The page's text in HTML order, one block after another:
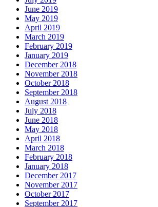
June 2019
May 2019
April 2019
March 2019
February 2019
January 2019
December 2018
November 2018
October 2018
September 2018
August 2018
July 2018
June 2018
May 2018
April 2018
March 2018
February 2018
January 2018
December 2017
November 2017
October 2017
September 2017